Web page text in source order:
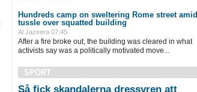
Hundreds camp on sweltering Rome street amid
tussle over squatted building
Al Jazeera 07:45
After a fire broke out, the building was cleared in what
activists say was a politically motivated move...
SPORT
Så fick skandalerna dressyren att